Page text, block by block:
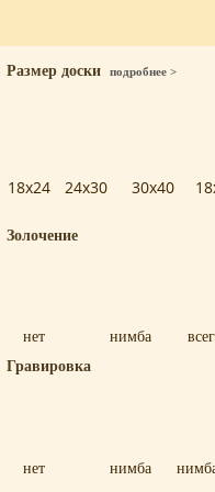
Размер доски подробнее >
18x24 24x30 30x40
Золочение
нет нимба
Гравировка
нет нимба